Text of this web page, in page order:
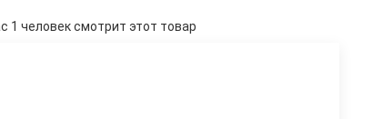
1 человек смотрит этот товар